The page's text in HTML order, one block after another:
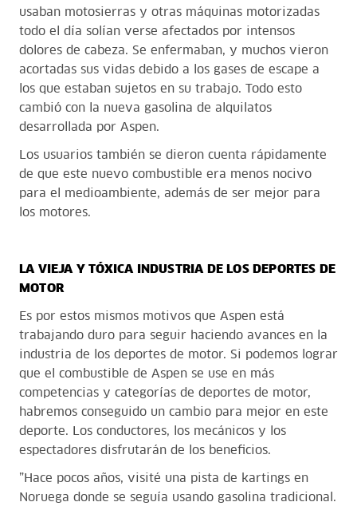
usaban motosierras y otras máquinas motorizadas
todo el día solían verse afectados por intensos
dolores de cabeza. Se enfermaban, y muchos vieron
acortadas sus vidas debido a los gases de escape a
los que estaban sujetos en su trabajo. Todo esto
cambió con la nueva gasolina de alquilatos
desarrollada por Aspen.
Los usuarios también se dieron cuenta rápidamente
de que este nuevo combustible era menos nocivo
para el medioambiente, además de ser mejor para
los motores.
LA VIEJA Y TÓXICA INDUSTRIA DE LOS DEPORTES DE
MOTOR
Es por estos mismos motivos que Aspen está
trabajando duro para seguir haciendo avances en la
industria de los deportes de motor. Si podemos lograr
que el combustible de Aspen se use en más
competencias y categorías de deportes de motor,
habremos conseguido un cambio para mejor en este
deporte. Los conductores, los mecánicos y los
espectadores disfrutarán de los beneficios.
”Hace pocos años, visité una pista de kartings en
Noruega donde se seguía usando gasolina tradicional.